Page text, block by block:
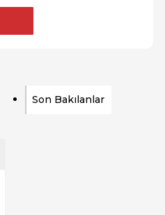
Son Bakılanlar